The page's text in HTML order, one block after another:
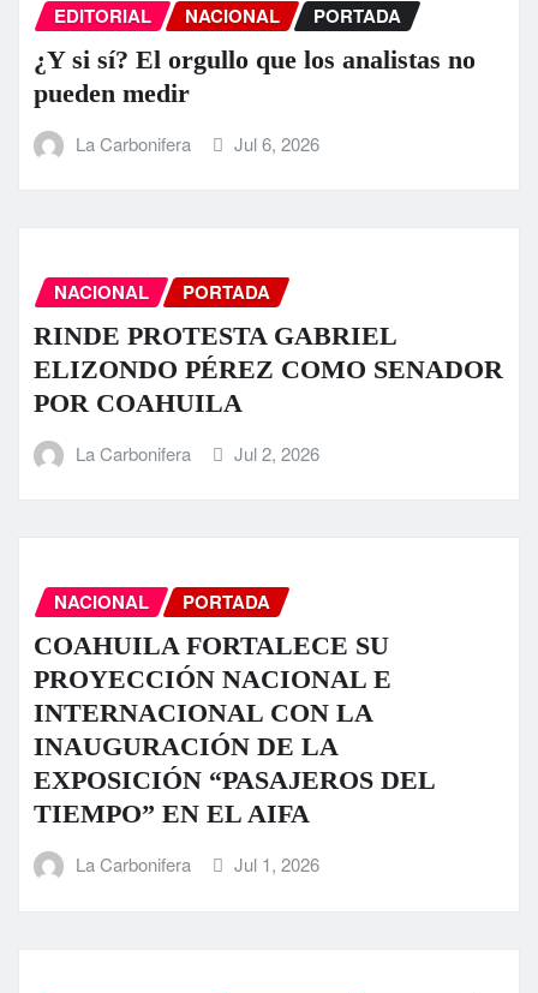
EDITORIAL NACIONAL PORTADA
¿Y si sí? El orgullo que los analistas no
pueden medir
La Carbonifera Jul 6, 2026
NACIONAL PORTADA
RINDE PROTESTA GABRIEL
ELIZONDO PÉREZ COMO SENADOR
POR COAHUILA
La Carbonifera Jul 2, 2026
NACIONAL PORTADA
COAHUILA FORTALECE SU
PROYECCIÓN NACIONAL E
INTERNACIONAL CON LA
INAUGURACIÓN DE LA
EXPOSICIÓN “PASAJEROS DEL
TIEMPO” EN EL AIFA
La Carbonifera Jul 1, 2026